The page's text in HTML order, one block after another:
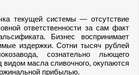
текущей системы — отсутствие
ответственности за сам факт
Бизнес воспринимает
издержки. Сотни тысяч рублей
сознательно льющего
масла сливочного, окупаются
прибылью.